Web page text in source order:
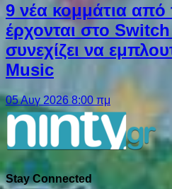
9 νέα κομμάτια
έρχονται στο
συνεχίζει να
Music
05 Αυγ 2026 8:00 πμ
Stay Connected